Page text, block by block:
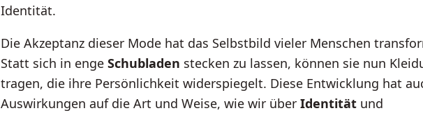
Identität.
Die Akzeptanz dieser Mode hat das Selbstbild vieler Menschen
Statt sich in enge Schubladen stecken zu lassen, können sie nun
tragen, die ihre Persönlichkeit widerspiegelt. Diese Entwicklung hat
Auswirkungen auf die Art und Weise, wie wir über Identität und